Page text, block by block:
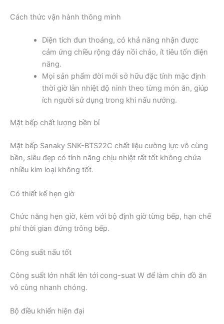
Cách thức vận hành thông minh
Diện tích đun thoáng, có khả năng nhận được
cảm ứng chiều rộng đáy nồi chảo, ít tiêu tốn điện
năng.
Mọi sản phẩm đời mới sở hữu đặc tính mặc định
thời giờ lẫn nhiệt độ ninh theo từng món ăn, giúp
ích người sử dụng trong khi nấu nướng.
Mặt bếp chất lượng bền bỉ
Mặt bếp Sanaky SNK-BTS22C chất liệu cường lực vô cùng
bền, siêu đẹp có tính năng chịu nhiệt rất tốt không chứa
nhiều kim loại không tốt.
Có thiết kế hẹn giờ
Chức năng hẹn giờ, kèm với bộ định giờ từng bếp, hạn chế
phí thời gian đứng trông bếp.
Công suất nấu tốt
Công suất lớn nhất lên tới cong-suat W để làm chín đồ ăn
vô cùng nhanh chóng.
Bộ điều khiển hiện đại